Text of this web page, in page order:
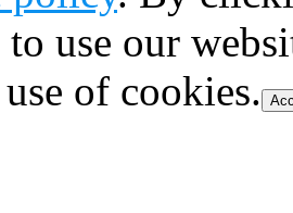
use our
of cookies.